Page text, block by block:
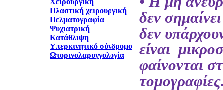
Χειρουργική
Πλαστική χειρουργική
Πελματογραφία
Ψυχιατρική
Κατάθλιψη
Υπερκινητικό σύνδρομο
Ωτορινολαρυγγολογία
δεν
δεν
είναι
φαίνονται